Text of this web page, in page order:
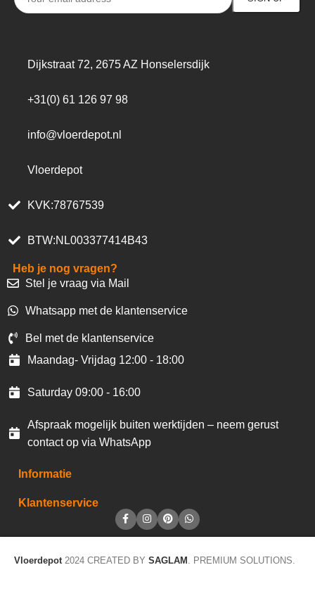
Dijkstraat 72, 2675 AZ Honselersdijk
+31(0) 61 126 97 98
info@vloerdepot.nl
Vloerdepot
KVK:78767539
BTW:NL003377414B43
Heb je nog vragen?
Stel je vraag via Mail
Whatsapp met de klantenservice
Bel met de klantenservice
Maandag- Vrijdag 12:00 - 18:00
Saturday 09:00 - 16:00
Afspraak mogelijk buiten werktijden – neem gerust
contact op via WhatsApp
Informatie
Klantenservice
Vloerdepot 2024 CREATED BY SAGLAM . PREMIUM SOLUTIONS.